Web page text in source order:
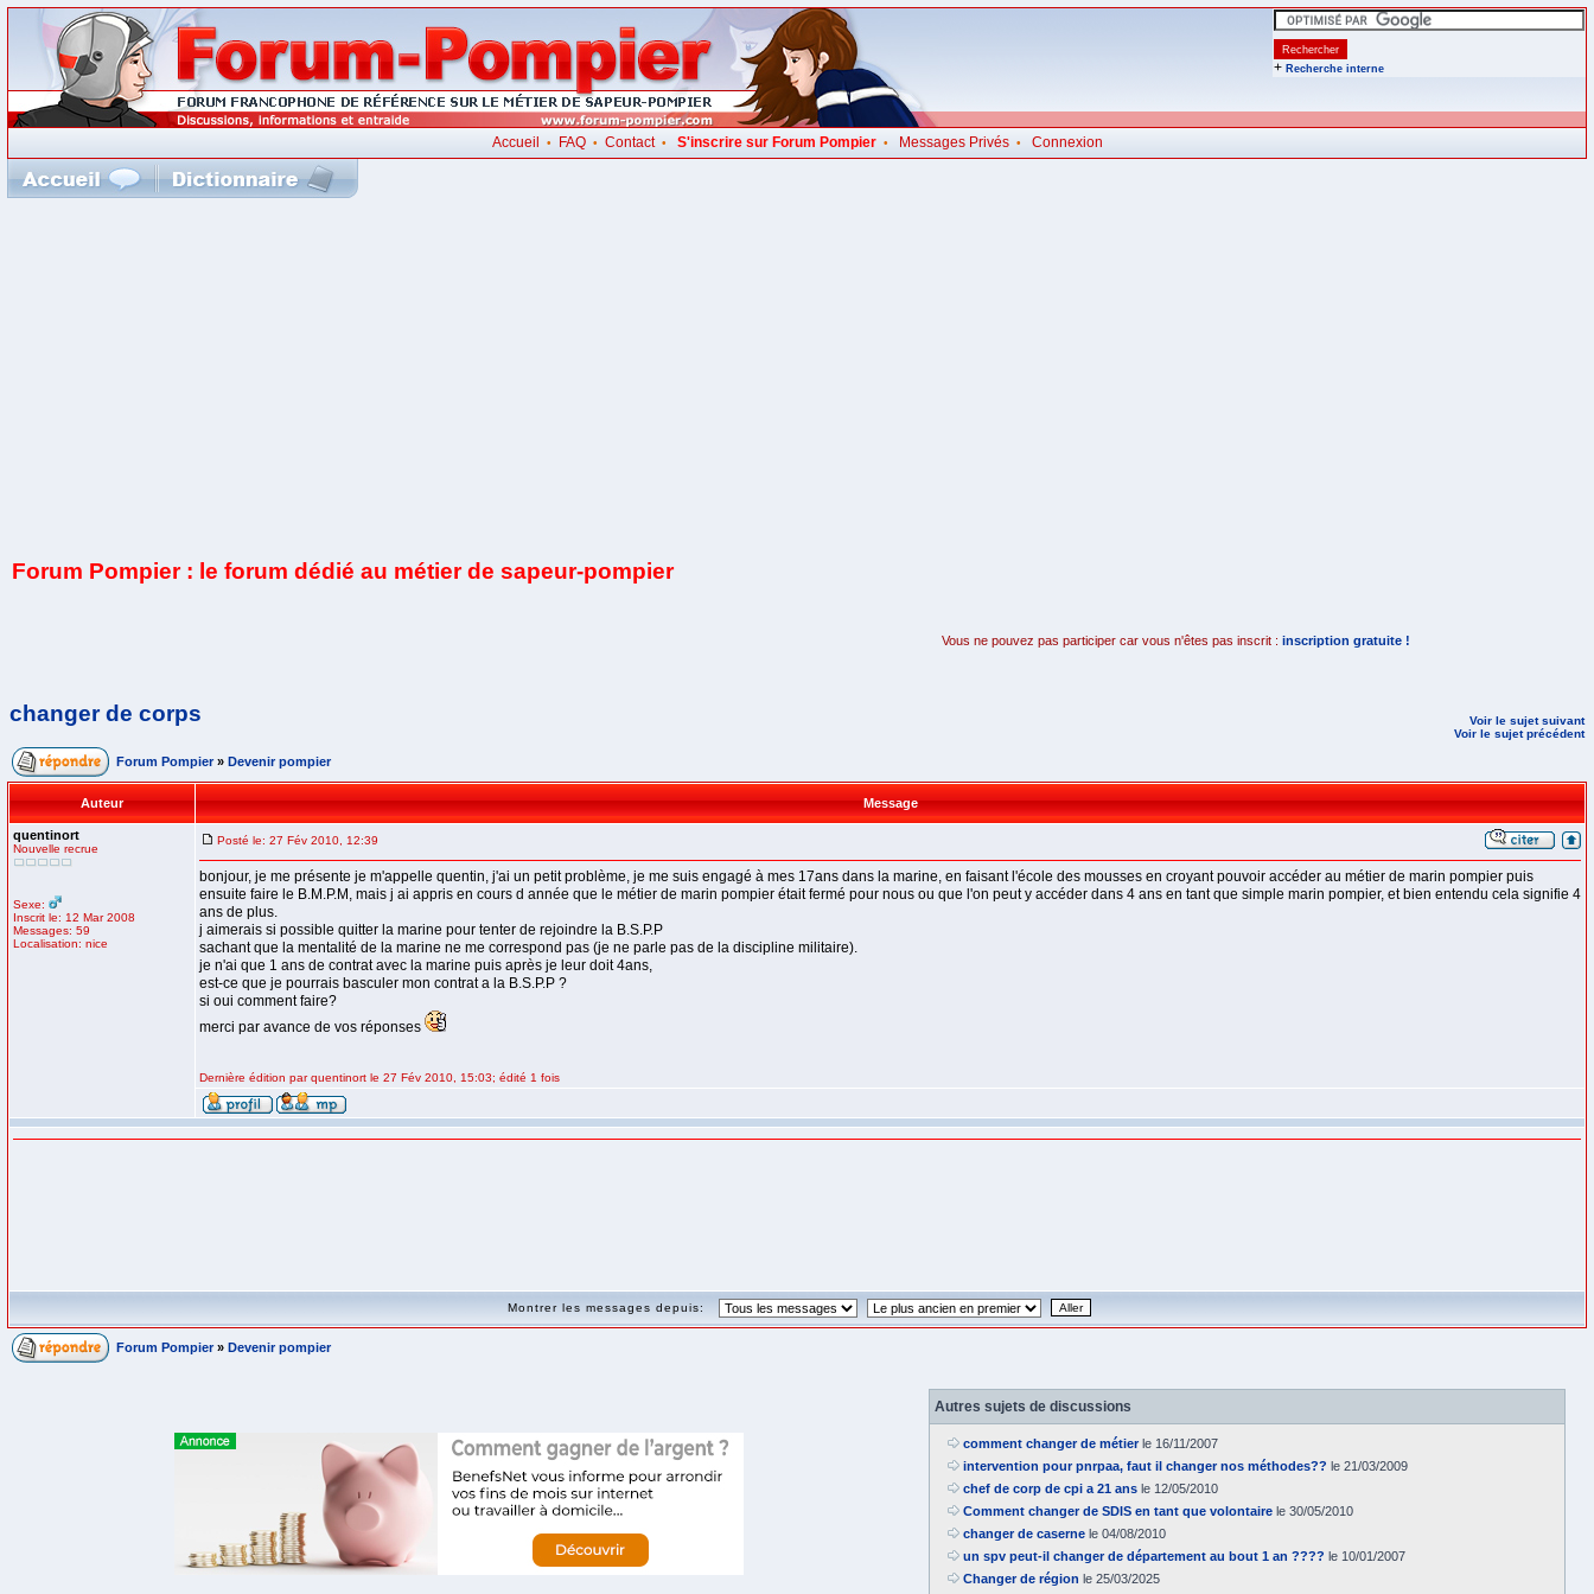
+ Recherche interne
Accueil • FAQ• Contact• S'inscrire sur Forum Pompier• Messages Privés• Connexion
Forum Pompier : le forum dédié au métier de sapeur-pompier
Vous ne pouvez pas participer car vous n'êtes pas inscrit : inscription gratuite !
changer de corps
Voir le sujet suivant
Voir le sujet précédent
Forum Pompier » Devenir pompier
Auteur Message
quentinort
Nouvelle recrue
Sexe:
Inscrit le: 12 Mar 2008
Messages: 59
Localisation: nice
Posté le: 27 Fév 2010, 12:39
bonjour, je me présente je m'appelle quentin, j'ai un petit problème, je me suis engagé à mes 17ans dans la marine, en faisant l'école des mousses en croyant pouvoir accéder au métier de marin pompier puis
ensuite faire le B.M.P.M, mais j ai appris en cours d année que le métier de marin pompier était fermé pour nous ou que l'on peut y accéder dans 4 ans en tant que simple marin pompier, et bien entendu cela signifie 4
ans de plus.
j aimerais si possible quitter la marine pour tenter de rejoindre la B.S.P.P
sachant que la mentalité de la marine ne me correspond pas (je ne parle pas de la discipline militaire).
je n'ai que 1 ans de contrat avec la marine puis après je leur doit 4ans,
est-ce que je pourrais basculer mon contrat a la B.S.P.P ?
si oui comment faire?
merci par avance de vos réponses
Dernière édition par quentinort le 27 Fév 2010, 15:03; édité 1 fois
Montrer les messages depuis:
Forum Pompier » Devenir pompier
Autres sujets de discussions
comment changer de métierle 16/11/2007
intervention pour pnrpaa, faut il changer nos méthodes?? le 21/03/2009
chef de corp de cpi a 21 ans le 12/05/2010
Comment changer de SDIS en tant que volontaire le 30/05/2010
changer de caserne le 04/08/2010
un spv peut-il changer de département au bout 1 an ???? le 10/01/2007
Changer de région le 25/03/2025